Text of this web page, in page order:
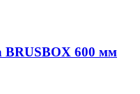
BRUSBOX 600 мм